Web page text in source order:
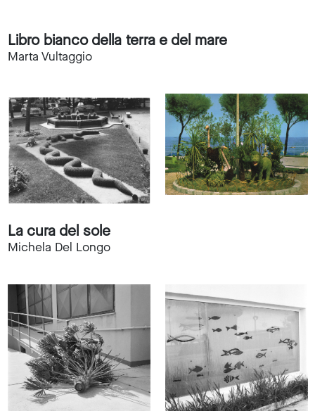
Libro bianco della terra e del mare
Marta Vultaggio
La cura del sole
Michela Del Longo